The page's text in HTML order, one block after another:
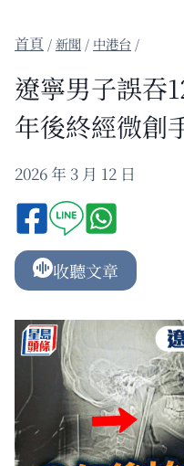
/新聞 / 中港台 /
遼寧男子誤吞
年後終經微創
2026 年 3 月 12 日
收聽文章